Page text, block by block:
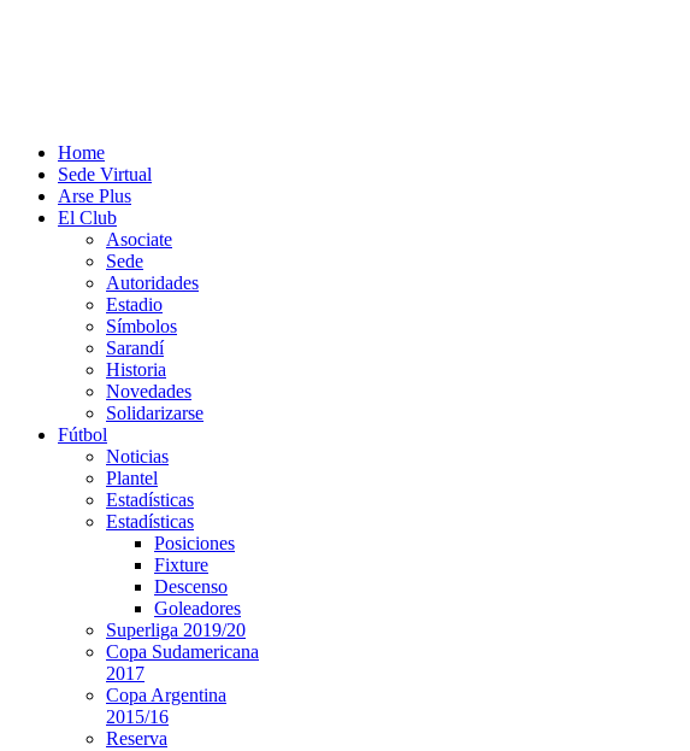
Home
Sede Virtual
Arse Plus
El Club
Asociate
Sede
Autoridades
Estadio
Símbolos
Sarandí
Historia
Novedades
Solidarizarse
Fútbol
Noticias
Plantel
Estadísticas
Estadísticas
Posiciones
Fixture
Descenso
Goleadores
Superliga 2019/20
Copa Sudamericana
2017
Copa Argentina
2015/16
Reserva